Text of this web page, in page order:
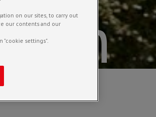
on our sites, to carry out
our contents and our
"cookie settings".